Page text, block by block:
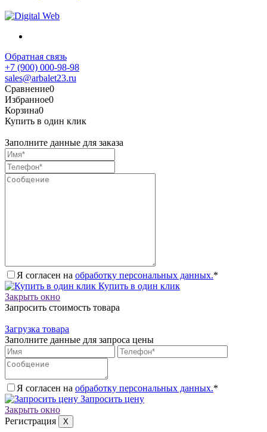
Обратная связь
+7 (900) 000-98-98
sales@arbalet23.ru
Сравнение0
Избранное0
Корзина0
Купить в один клик
Заполните данные для заказа
Я согласен на обработку персональных данных.*
Купить в один клик
Закрыть окно
Запросить стоимость товара
Загрузка товара
Заполните данные для запроса цены
Я согласен на обработку персональных данных.*
Запросить цену
Закрыть окно
Регистрация
X